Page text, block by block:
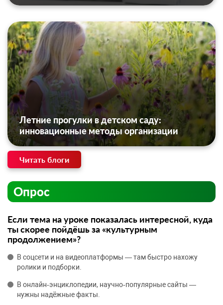
Летние прогулки в детском саду:
инновационные методы организации
Читать блоги
Опрос
Если тема на уроке показалась интересной, куда
ты скорее пойдёшь за «культурным
продолжением»?
В соцсети и на видеоплатформы — там быстро нахожу
ролики и подборки.
В онлайн‑энциклопедии, научно‑популярные сайты —
нужны надёжные факты.